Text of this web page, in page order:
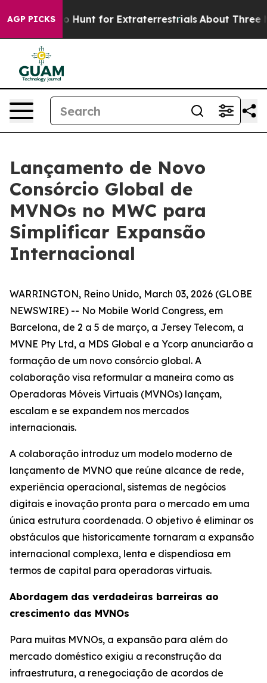
AGP PICKS
to Hunt for Extraterrestrials About Three Million
Lançamento de Novo
Consórcio Global de
MVNOs no MWC para
Simplificar Expansão
Internacional
WARRINGTON, Reino Unido, March 03, 2026 (GLOBE
NEWSWIRE) -- No Mobile World Congress, em
Barcelona, de 2 a 5 de março, a Jersey Telecom, a
MVNE Pty Ltd, a MDS Global e a Ycorp anunciarão a
formação de um novo consórcio global. A
colaboração visa reformular a maneira como as
Operadoras Móveis Virtuais (MVNOs) lançam,
escalam e se expandem nos mercados
internacionais.
A colaboração introduz um modelo moderno de
lançamento de MVNO que reúne alcance de rede,
experiência operacional, sistemas de negócios
digitais e inovação pronta para o mercado em uma
única estrutura coordenada. O objetivo é eliminar os
obstáculos que historicamente tornaram a expansão
internacional complexa, lenta e dispendiosa em
termos de capital para operadoras virtuais.
Abordagem das verdadeiras barreiras ao
crescimento das MVNOs
Para muitas MVNOs, a expansão para além do
mercado doméstico exigiu a reconstrução da
infraestrutura, a renegociação de acordos de